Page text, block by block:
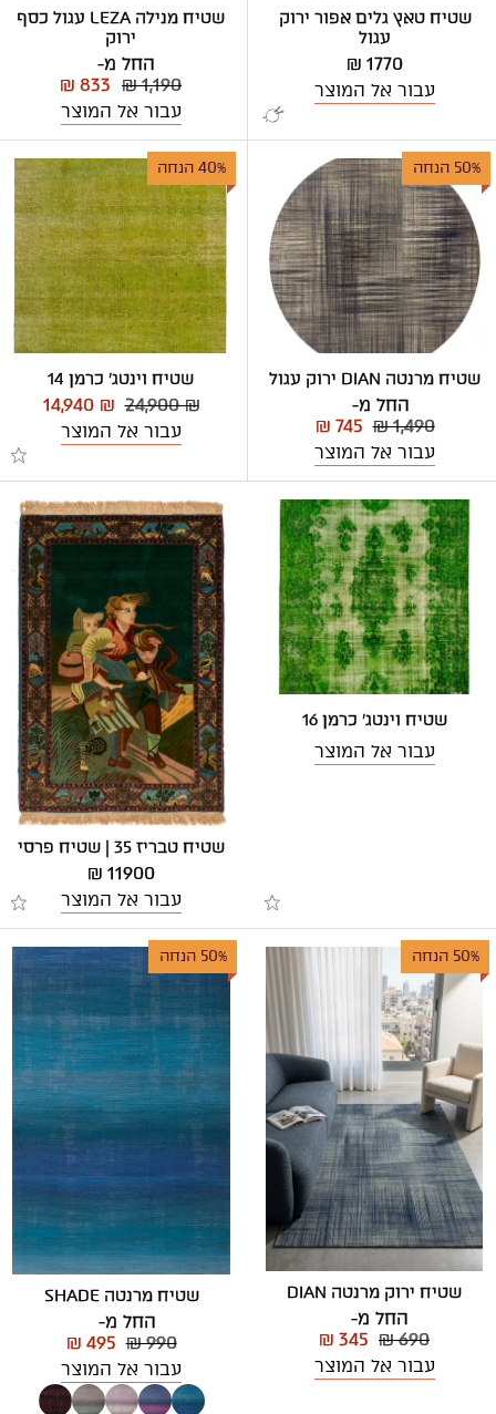
שטיח טאץ גלים אפור ירוק
עגול
1770 ₪
עבור אל המוצר
שטיח מנילה LEZA עגול כסף
ירוק
החל מ-
₪ 1,190
₪ 833
עבור אל המוצר
50% הנחה
שטיח מרנטה DIAN ירוק עגול
החל מ-
₪ 1,490
₪ 745
עבור אל המוצר
40% הנחה
שטיח וינטג' כרמן 14
24,900 ₪
14,940 ₪
עבור אל המוצר
שטיח וינטג' כרמן 16
עבור אל המוצר
שטיח טבריז 35 | שטיח פרסי
11900 ₪
עבור אל המוצר
50% הנחה
שטיח ירוק מרנטה DIAN
החל מ-
₪ 690
₪ 345
עבור אל המוצר
50% הנחה
שטיח מרנטה SHADE
החל מ-
₪ 990
₪ 495
עבור אל המוצר